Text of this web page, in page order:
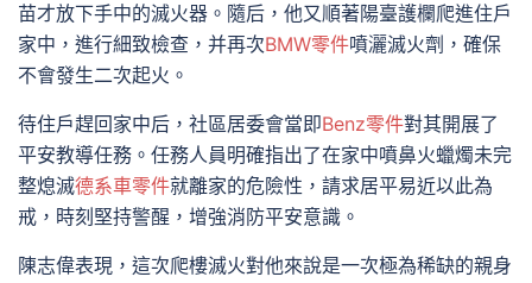
苗才放下手中的滅火器。隨后，他又順著陽臺護欄爬進住戶
家中，進行細致檢查，并再次BMW零件噴灑滅火劑，確保
不會發生二次起火。
待住戶趕回家中后，社區居委會當即Benz零件對其開展了
平安教導任務。任務人員明確指出了在家中噴鼻火蠟燭未完
整熄滅德系車零件就離家的危險性，請求居平易近以此為
戒，時刻堅持警醒，增強消防平安意識。
陳志偉表現，這次爬樓滅火對他來說是一次極為稀缺的親身